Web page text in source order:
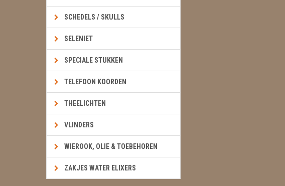
SCHEDELS / SKULLS
SELENIET
SPECIALE STUKKEN
TELEFOON KOORDEN
THEELICHTEN
VLINDERS
WIEROOK, OLIE & TOEBEHOREN
ZAKJES WATER ELIXERS